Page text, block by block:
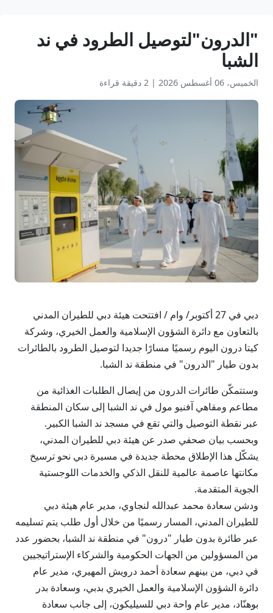
"الدرون"لتوصيل الطرود في ند
الشبا
الخميس، 06 أغسطس 2026 | 2 دقيقة قراءة
دبي في 27 أكتوبر/ وام / افتتحت هيئة دبي للطيران المدني
بالتعاون مع دائرة الشؤون الإسلامية والعمل الخيري، وشركة
كيتا درون اليوم رسميًا مسارًا جديدا لتوصيل الطرود بالطائرات
بدون طيار "الدرون" في منطقة ند الشبا.
وستتمكّن طائرات الدرون من إيصال الطلبات الغذائية من
مطاعم ومقاهي آفنيو مول في ند الشبا إلى سكان المنطقة
عبر نقطة التوصيل والتي تقع في مسجد ند الشبا الكبير.
وبحسب بيان صحفي صدر عن هيئة دبي للطيران المدني،
يشكّل هذا الإطلاق محطة جديدة في مسيرة دبي نحو ترسيخ
مكانتها عاصمة عالمية للنقل الذكي والخدمات اللوجستية
الجوية المتقدمة.
ودشن سعادة محمد عبدالله لنجاوي، مدير عام هيئة دبي
للطيران المدني، المسار رسميًا من خلال أول طلب يتم تسليمه
عبر طائرة بدون طيار "درون" في منطقة ند الشبا، بحضور عدد
من المسؤولين من الجهات الحكومية والشركاء الإستراتيجيين
في دبي، من بينهم سعادة أحمد درويش المهيري، مدير عام
دائرة الشؤون الإسلامية والعمل الخيري بدبي، وسعادة بدر
بوهنّاد، مدير عام واحة دبي للسيليكون، إلى جانب سعادة